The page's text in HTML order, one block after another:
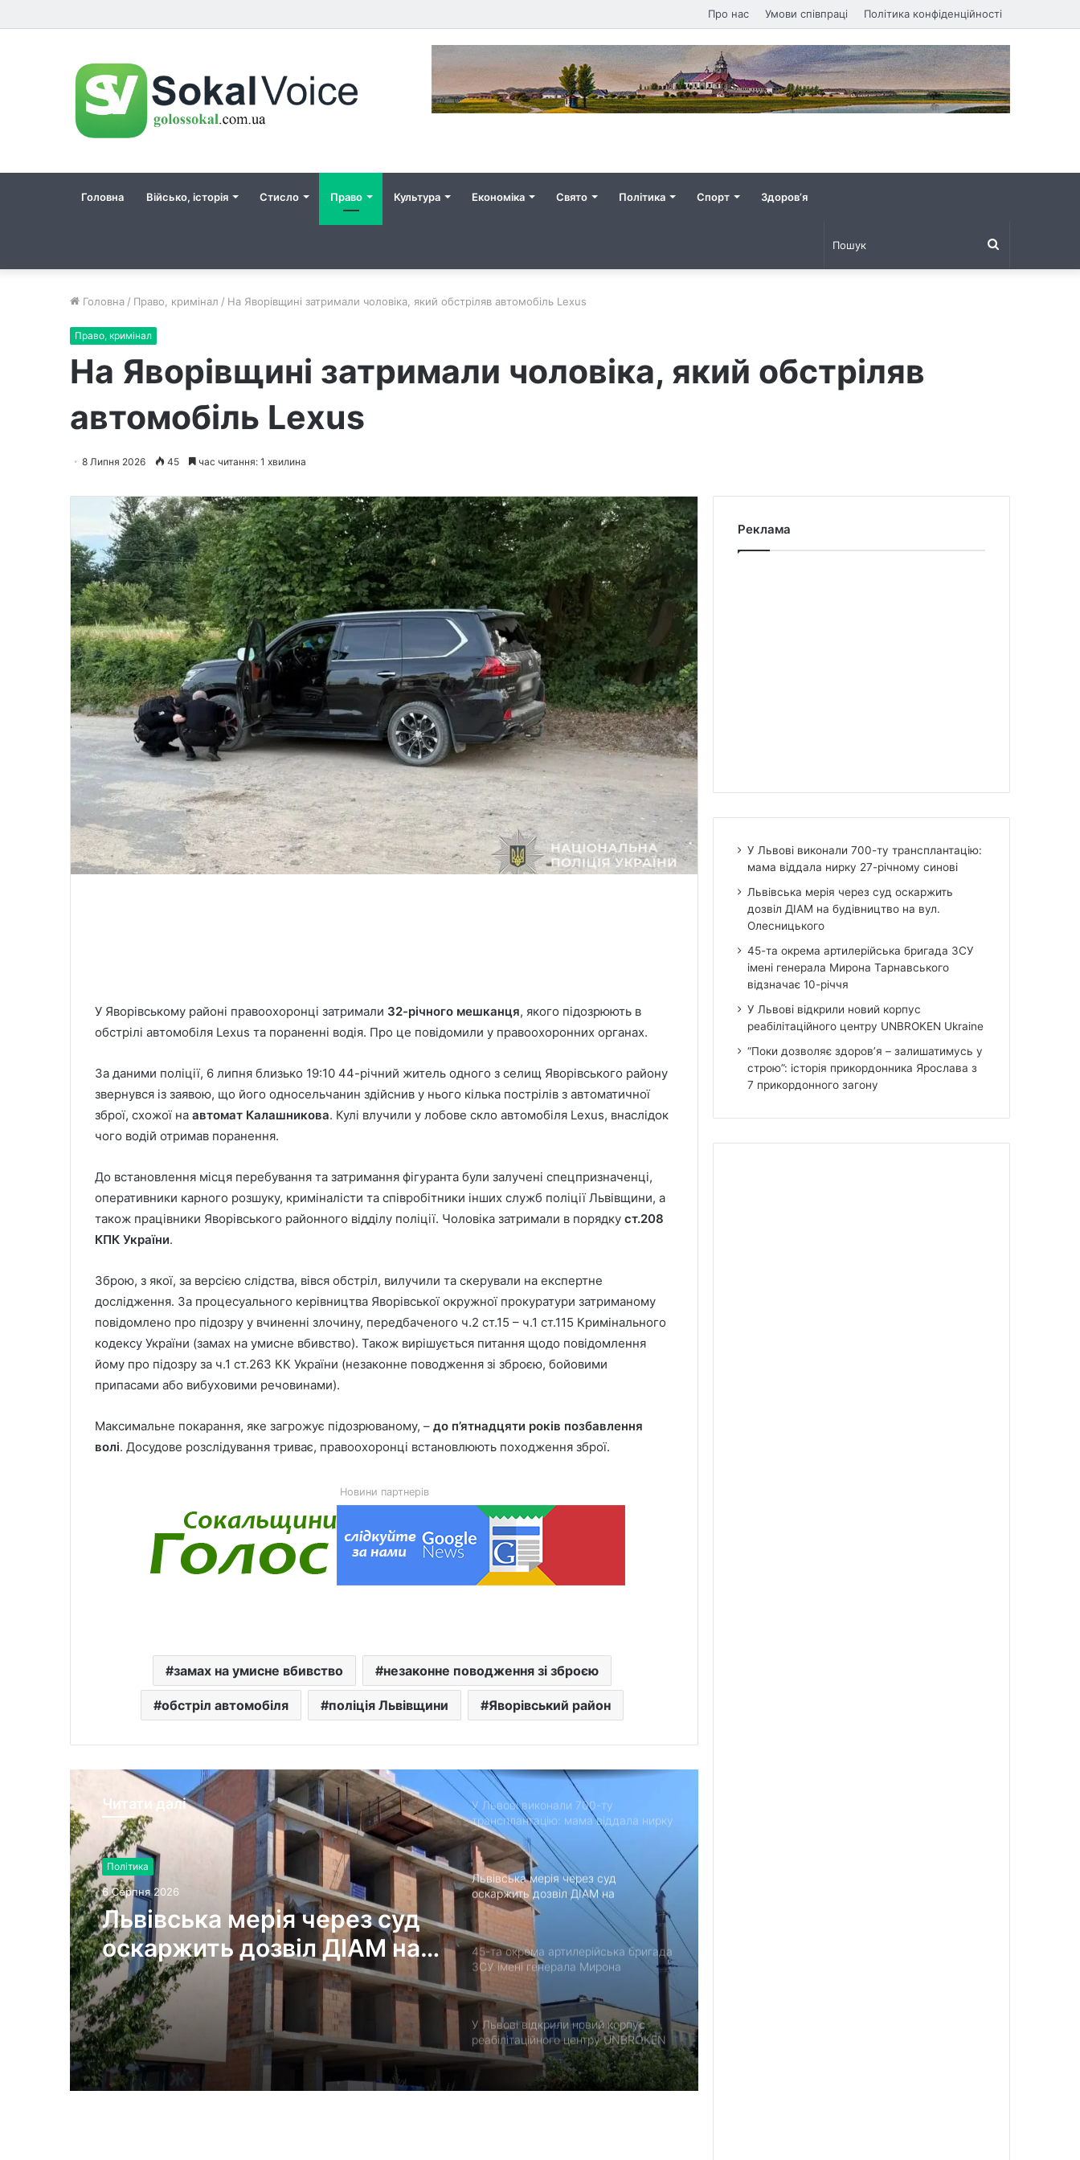
Про нас Умови співпраці Політика конфіденційності
Головна Військо, історія Стисло Право Культура Економіка Свято Політика Спорт Здоров’я
Головна / Право, кримінал / На Яворівщині затримали чоловіка, який обстріляв автомобіль Lexus
Право, кримінал
На Яворівщині затримали чоловіка, який обстріляв
автомобіль Lexus
8 Липня 2026 45 час читання: 1 хвилина
У Яворівському районі правоохоронці затримали 32-річного мешканця, якого підозрюють в
обстрілі автомобіля Lexus та пораненні водія. Про це повідомили у правоохоронних органах.
За даними поліції, 6 липня близько 19:10 44-річний житель одного з селищ Яворівського району
звернувся із заявою, що його односельчанин здійснив у нього кілька пострілів з автоматичної
зброї, схожої на автомат Калашникова. Кулі влучили у лобове скло автомобіля Lexus, внаслідок
чого водій отримав поранення.
До встановлення місця перебування та затримання фігуранта були залучені спецпризначенці,
оперативники карного розшуку, криміналісти та співробітники інших служб поліції Львівщини, а
також працівники Яворівського районного відділу поліції. Чоловіка затримали в порядку ст.208
КПК України.
Зброю, з якої, за версією слідства, вівся обстріл, вилучили та скерували на експертне
дослідження. За процесуального керівництва Яворівської окружної прокуратури затриманому
повідомлено про підозру у вчиненні злочину, передбаченого ч.2 ст.15 – ч.1 ст.115 Кримінального
кодексу України (замах на умисне вбивство). Також вирішується питання щодо повідомлення
йому про підозру за ч.1 ст.263 КК України (незаконне поводження зі зброєю, бойовими
припасами або вибуховими речовинами).
Максимальне покарання, яке загрожує підозрюваному, – до п’ятнадцяти років позбавлення
волі. Досудове розслідування триває, правоохоронці встановлюють походження зброї.
Новини партнерів
замах на умисне вбивство незаконне поводження зі зброєю
обстріл автомобіля поліція Львівщини Яворівський район
Читати далі
Політика
6 Серпня 2026
Львівська мерія через суд
оскаржить дозвіл ДІАМ на
будівництво на вул.
Олесницького
оскаржить дозвіл ДІАМ на
45-та окрема артилерійська бригада
ЗСУ імені генерала Мирона
Тарнавського відзначає 10-річчя
У Львові відкрили новий корпус
“Поки дозволяє здоров’я –
залишатимусь у строю”: історія
прикордонника Ярослава з 7
прикордонного загону
мораторій на російськомовний
У Львові виконали 700-ту
трансплантацію: мама віддала нирку
27-річному синові
Львівська мерія через суд
оскаржить дозвіл ДІАМ на
будівництво на вул. Олесницького
45-та окрема артилерійська бригада
ЗСУ імені генерала Мирона
Тарнавського відзначає 10-річчя
У Львові відкрили новий корпус
реабілітаційного центру UNBROKEN
Ukraine
Реклама
У Львові виконали 700-ту трансплантацію:
мама віддала нирку 27-річному синові
Львівська мерія через суд оскаржить
дозвіл ДІАМ на будівництво на вул.
Олесницького
45-та окрема артилерійська бригада ЗСУ
імені генерала Мирона Тарнавського
відзначає 10-річчя
У Львові відкрили новий корпус
реабілітаційного центру UNBROKEN Ukraine
“Поки дозволяє здоров’я – залишатимусь у
строю”: історія прикордонника Ярослава з
7 прикордонного загону